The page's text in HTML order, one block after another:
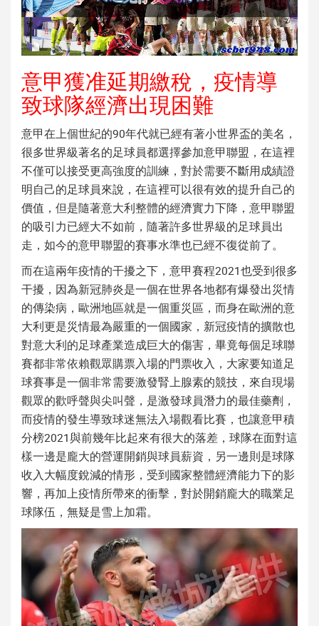
意甲獲准延期繳稅，疫情導
致球隊經濟出現困難
意甲在上個世紀的90年代就已經有著小世界盃的美名，
很多世界級著名的足球員都選擇參加意甲聯盟，在這裡
不僅可以接受更高強度的訓練，對於需要不斷用成績證
明自己的足球員來說，在這裡可以很有效的提升自己的
價值，但是隨著意大利整體的經濟實力下降，意甲聯盟
的吸引力已經大不如前，隨著許多世界級的足球員出
走，如今的意甲聯盟的賽事水準也已經不復從前了。
而在這兩年疫情的干擾之下，意甲賽程2021也受到很多
干擾，因為新冠肺炎是一個在世界各地都有爆發出災情
的傳染病，歐洲地區就是一個重災區，而身在歐洲的意
大利更是災情最為嚴重的一個國家，新冠疫情的擴散也
對意大利的足球產業造成巨大的傷害，畢竟每個足球聯
賽都非常依賴觀眾購票入場的門票收入，大家要知道足
球賽事是一個非常需要激發腎上腺素的競技，來自現場
觀眾的歡呼聲與尖叫聲，是激發球員潛力的最佳藥劑，
而疫情的發生導致球迷無法入場觀看比賽，也讓意甲積
分榜2021與前幾年比起來有很大的落差，球隊在面對這
樣一邊是龐大的營運開銷與球員薪資，另一邊則是球隊
收入大幅度銳減的情形，受到國家整體經濟能力下的影
響，再加上疫情所帶來的衝擊，對於開銷龐大的職業足
球隊伍，無疑是雪上加霜。